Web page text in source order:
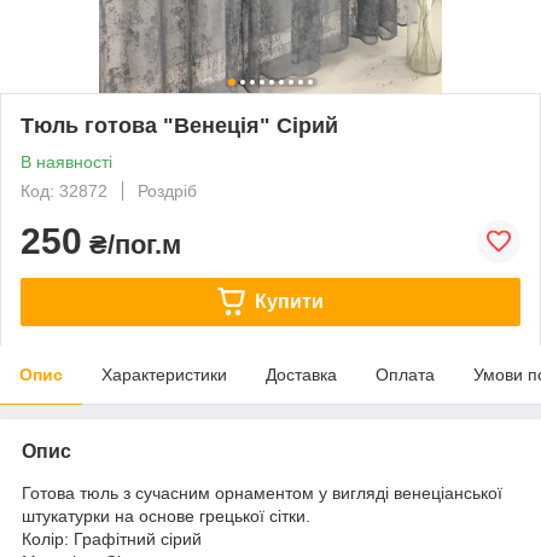
Тюль готова "Венеція" Сірий
В наявності
Код: 32872
Роздріб
250 ₴/пог.м
Купити
Опис Характеристики Доставка Оплата Умови
Опис
Готова тюль з сучасним орнаментом у вигляді венеціанської
штукатурки на основе грецької сітки.
Колір: Графітний сірий